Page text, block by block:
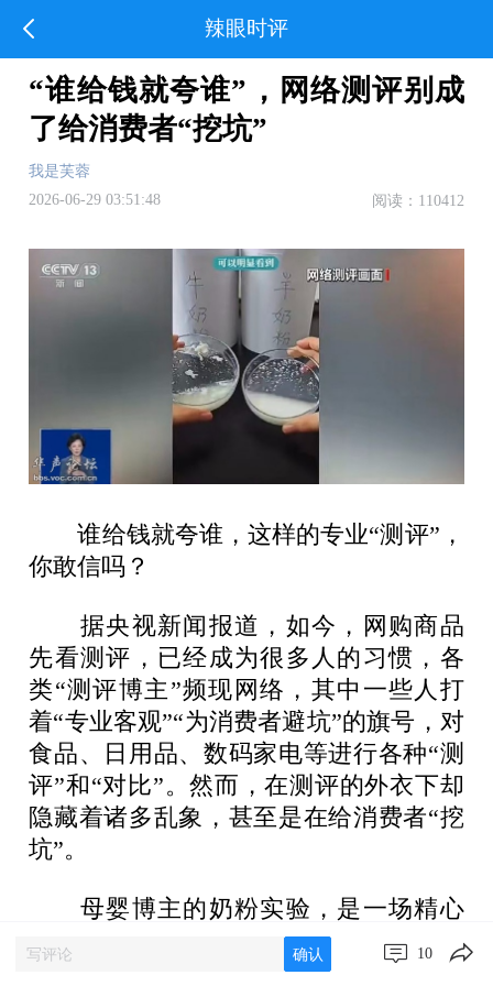
辣眼时评
“谁给钱就夸谁”，网络测评别成
了给消费者“挖坑”
我是芙蓉
2026-06-29 03:51:48
阅读：110412
谁给钱就夸谁，这样的专业“测评”，
你敢信吗？
据央视新闻报道，如今，网购商品
先看测评，已经成为很多人的习惯，各
类“测评博主”频现网络，其中一些人打
着“专业客观”“为消费者避坑”的旗号，对
食品、日用品、数码家电等进行各种“测
评”和“对比”。然而，在测评的外衣下却
隐藏着诸多乱象，甚至是在给消费者“挖
坑”。
母婴博主的奶粉实验，是一场精心
设计的品牌代言；一支几十元的紫外线
手电，被短视频博主包装成果蔬农残检
确认 10